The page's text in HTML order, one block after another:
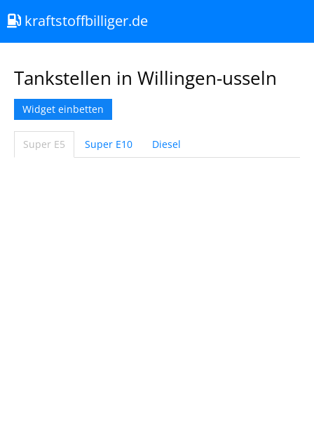
kraftstoffbilliger.de
Tankstellen in Willingen-usseln
Widget einbetten
Super E5 Super E10 Diesel